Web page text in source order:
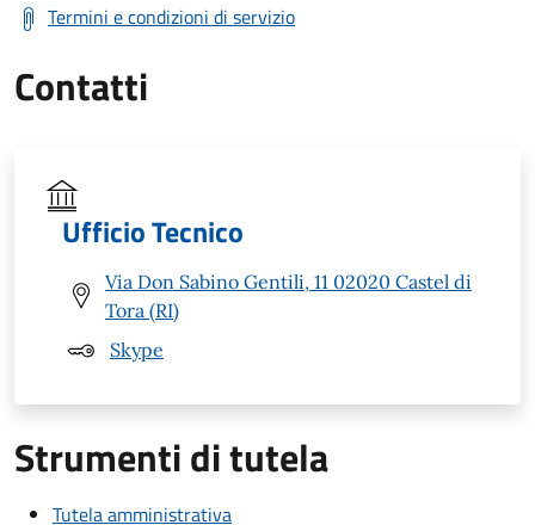
Termini e condizioni di servizio
Contatti
Ufficio Tecnico
Via Don Sabino Gentili, 11 02020 Castel di
Tora (RI)
Skype
Strumenti di tutela
Tutela amministrativa